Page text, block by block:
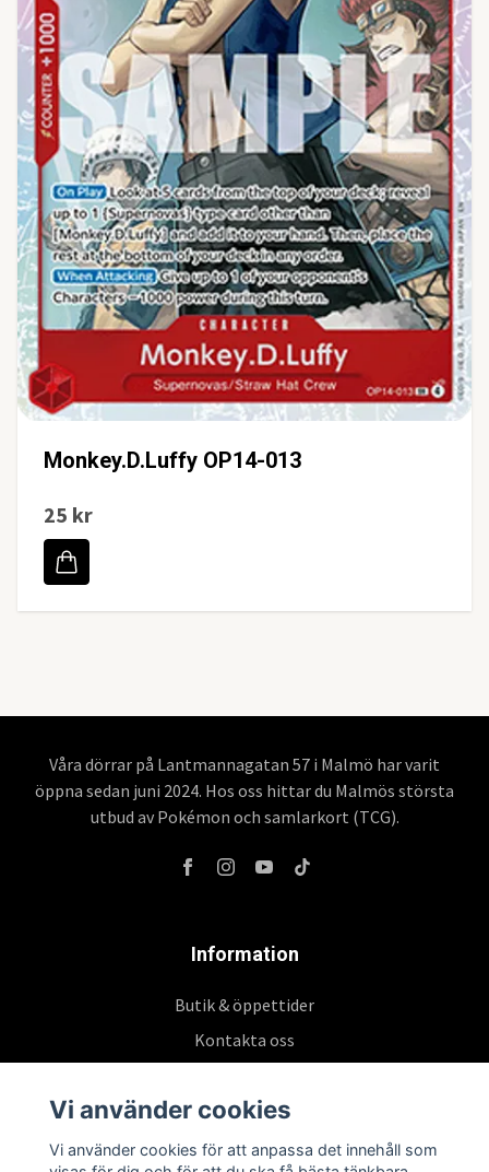
Monkey.D.Luffy OP14-013
25 kr
Våra dörrar på Lantmannagatan 57 i Malmö har varit
öppna sedan juni 2024. Hos oss hittar du Malmös största
utbud av Pokémon och samlarkort (TCG).
Information
Butik & öppettider
Kontakta oss
Prenumerera på vårt nyhetsbrev
Vi använder cookies
Vi använder cookies för att anpassa det innehåll som